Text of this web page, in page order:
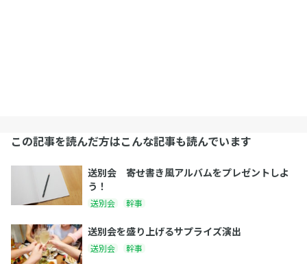
この記事を読んだ方はこんな記事も読んでいます
送別会 寄せ書き風アルバムをプレゼントしよ
う！
送別会 幹事
送別会を盛り上げるサプライズ演出
送別会 幹事